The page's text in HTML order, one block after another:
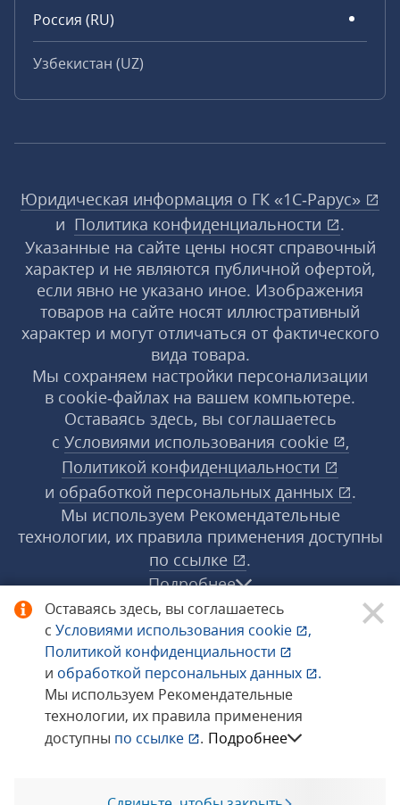
Оставаясь здесь, вы соглашаетесь
с Условиями использования cookie
,
Политикой конфиденциальности
и обработкой персональных данных
.
Мы используем Рекомендательные
технологии, их правила применения
доступны по ссылке . Подробнее
Россия (RU)
Узбекистан (UZ)
Юридическая информация о ГК «1С‑Рарус»
и Политика конфиденциальности
.
Указанные на сайте цены носят справочный
характер и не являются публичной офертой,
если явно не указано иное. Изображения
товаров на сайте носят иллюстративный
характер и могут отличаться от фактического
вида товара.
Мы сохраняем настройки персонализации
в cookie‑файлах на вашем компьютере.
Оставаясь здесь, вы соглашаетесь
с Условиями использования cookie
,
Политикой конфиденциальности
и обработкой персональных данных
.
Мы используем Рекомендательные
технологии, их правила применения доступны
по ссылке
.
Подробнее
© 1998−2026 «1С‑Рарус» ®. Все права
защищены.
Сообщить об ошибке